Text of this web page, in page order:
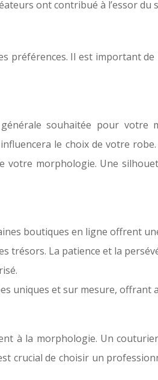
ont contribué à l’essor du
Il est important
souhaitée pour votre
le choix de votre
morphologie. Une
boutiques en ligne offrent
trésors. La patience et la
uniques et sur mesure,
à la morphologie. Un
crucial de choisir un